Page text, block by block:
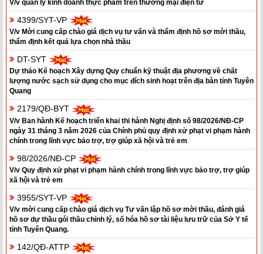
V/v quản lý kinh doanh thực phẩm trên thương mại điện tử
4399/SYT-VP
V/v Mời cung cấp chào giá dịch vụ tư vấn và thẩm định hồ sơ mời thầu,
thẩm định kết quả lựa chọn nhà thầu
DT-SYT
Dự thảo Kế hoạch Xây dựng Quy chuẩn kỹ thuật địa phương về chất
lượng nước sạch sử dụng cho mục đích sinh hoạt trên địa bàn tỉnh Tuyên
Quang
2179/QĐ-BYT
V/v Ban hành Kế hoạch triển khai thi hành Nghị định số 98/2026/NĐ-CP
ngày 31 tháng 3 năm 2026 của Chính phủ quy định xử phạt vi phạm hành
chính trong lĩnh vực bảo trợ, trợ giúp xã hội và trẻ em
98/2026/NĐ-CP
V/v Quy định xử phạt vi phạm hành chính trong lĩnh vực bảo trợ, trợ giúp
xã hội và trẻ em
3955/SYT-VP
V/v mời cung cấp chào giá dịch vụ Tư vấn lập hồ sơ mời thầu, đánh giá
hồ sơ dự thầu gói thầu chỉnh lý, số hóa hồ sơ tài liệu lưu trữ của Sở Y tế
tỉnh Tuyên Quang.
142/QĐ-ATTP